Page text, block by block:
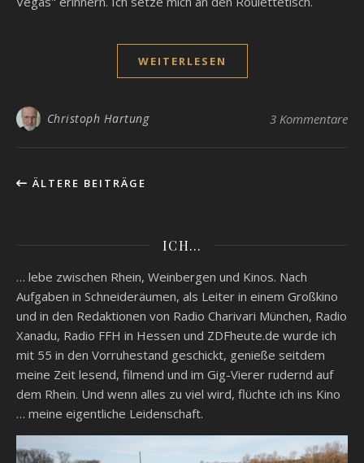
WEITERLESEN
Christoph Hartung 3 Kommentare
ÄLTERE BEITRÄGE
ICH…
… lebe zwischen Rhein, Weinbergen und Kinos. Nach
Aufgaben in Schneideräumen, als Leiter in einem Großkino
und in den Redaktionen von Radio Charivari München, Radio
Xanadu, Radio FFH in Hessen und ZDFheute.de wurde ich
mit 55 in den Vorruhestand geschickt, genieße seitdem
meine Zeit lesend, filmend und im Gig-Vierer rudernd auf
dem Rhein. Und wenn alles zu viel wird, flüchte ich ins Kino
… meine eigentliche Leidenschaft.